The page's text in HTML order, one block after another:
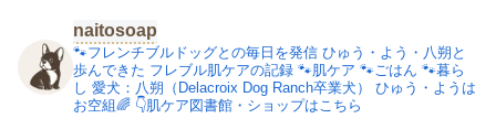
naitosoap
🐾フレンチブルドッグとの毎日を発信 ひゅう・よう・八朔と
歩んできた フレブル肌ケアの記録 🐾肌ケア 🐾ごはん 🐾暮ら
し 愛犬：八朔（Delacroix Dog Ranch卒業犬）
ひゅう・ようは
お空組🌈 👇肌ケア図書館・ショップはこちら